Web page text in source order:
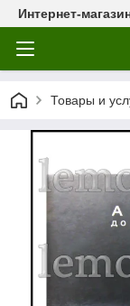
Интернет-
Товары и